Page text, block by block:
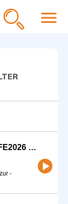
menu
Moniteur / Monitrice de plongée #TDFE2026 (H/F)
-